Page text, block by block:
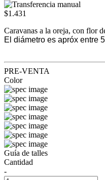
$1.431
Caravanas a la oreja, con flor
El diámetro es apróx entre
PRE-VENTA
Color
Guía de talles
Cantidad
-